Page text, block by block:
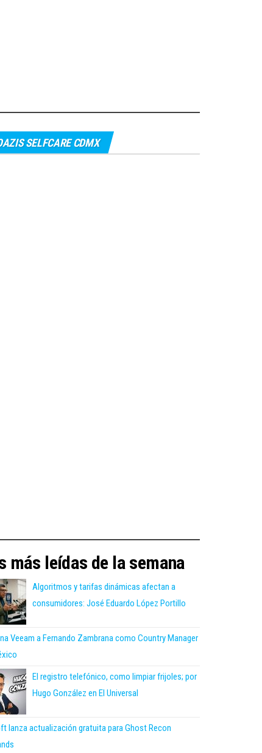
SELFCARE CDMX
más leídas de la semana
Algoritmos y tarifas dinámicas afectan a
consumidores: José Eduardo López Portillo
Veeam a Fernando Zambrana como Country Manager
El registro telefónico, como limpiar frijoles; por
Hugo González en El Universal
lanza actualización gratuita para Ghost Recon